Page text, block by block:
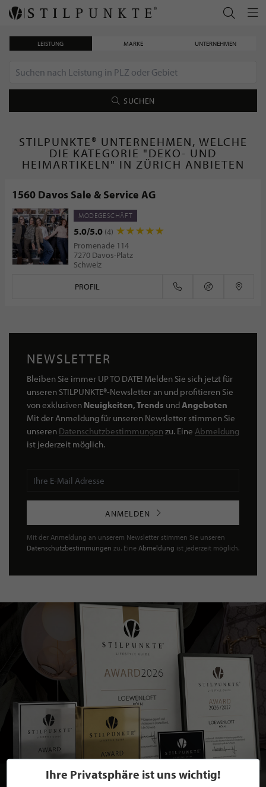
LEISTUNG MARKE UNTERNEHMEN
SUCHEN
STILPUNKTE® UNTERNEHMEN, WELCHE
DIE KATEGORIE "DEKO- UND
HEIMARTIKELN" IN ZÜRICH ANBIETEN
1560 Davos Sale & Service AG
MODEGESCHÄFT
5.0/5.0 (4)
Promenade 114
7270 Davos-Platz
Schweiz
PROFIL
NEWSLETTER
Bleiben Sie immer UP TO DATE! Melden Sie sich jetzt für
unseren STILPUNKTE®-Newsletter an und profitieren Sie
von exklusiven Neuigkeiten, Trends undAngeboten
Mit der Anmeldung für unseren Newsletter stimmen Sie
unseren Datenschutzbestimmungen zu. Eine Abmeldung
ist jederzeit möglich.
ANMELDEN
Mit der Anmeldung an unserem Newsletter stimmen Sie unseren
Datenschutzbestimmungen zu. Eine Abmeldung ist jederzeit möglich.
Ihre Privatsphäre ist uns wichtig!